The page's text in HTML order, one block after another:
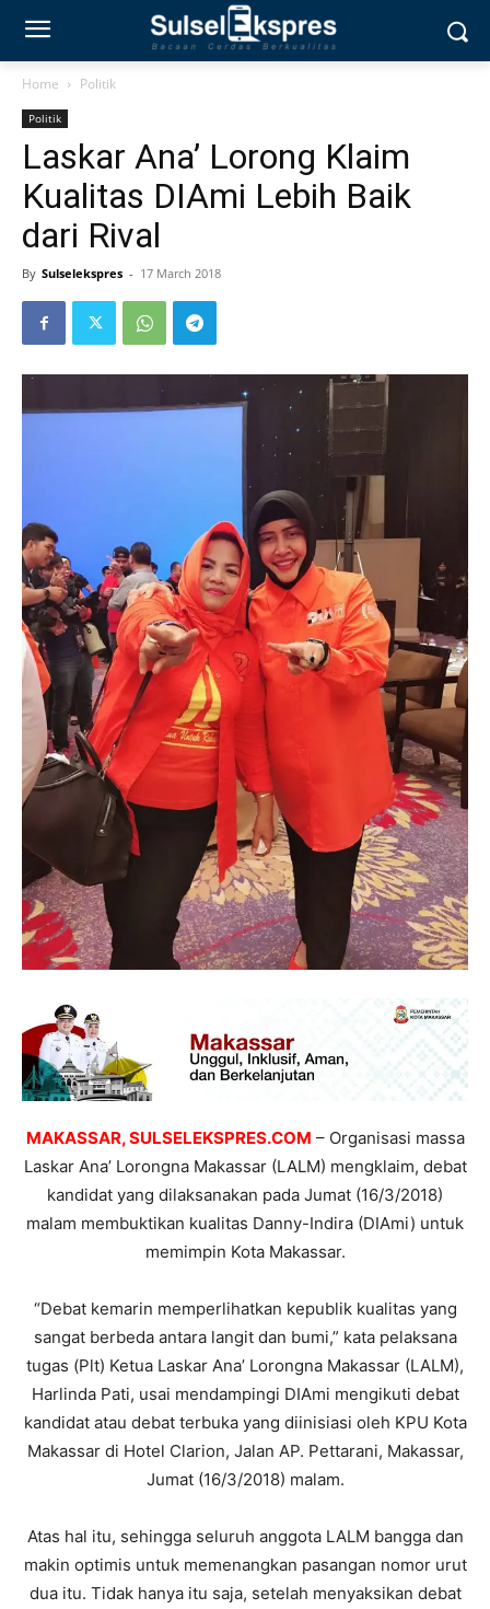
Home Politik
Politik
Laskar Ana’ Lorong Klaim
Kualitas DIAmi Lebih Baik
dari Rival
By Sulselekspres - 17 March 2018
MAKASSAR, SULSELEKSPRES.COM – Organisasi massa
Laskar Ana’ Lorongna Makassar (LALM) mengklaim, debat
kandidat yang dilaksanakan pada Jumat (16/3/2018)
malam membuktikan kualitas Danny-Indira (DIAmi) untuk
memimpin Kota Makassar.
“Debat kemarin memperlihatkan kepublik kualitas yang
sangat berbeda antara langit dan bumi,” kata pelaksana
tugas (Plt) Ketua Laskar Ana’ Lorongna Makassar (LALM),
Harlinda Pati, usai mendampingi DIAmi mengikuti debat
kandidat atau debat terbuka yang diinisiasi oleh KPU Kota
Makassar di Hotel Clarion, Jalan AP. Pettarani, Makassar,
Jumat (16/3/2018) malam.
Atas hal itu, sehingga seluruh anggota LALM bangga dan
makin optimis untuk memenangkan pasangan nomor urut
dua itu. Tidak hanya itu saja, setelah menyaksikan debat